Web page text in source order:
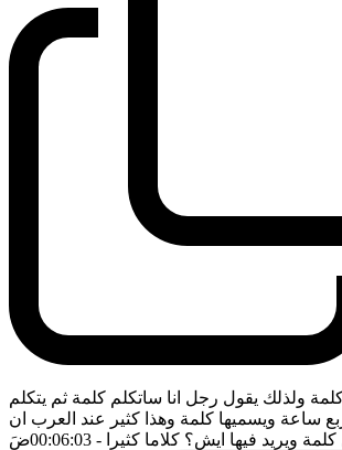
ولذلك يقول رجل انا ساتكلم كلمة ثم يتكلم
ساعة ويسميها كلمة وهذا كثير عند العرب ان
ويريد فيها ايش؟ كلاما كثيرا - 00:06:03 ضَ